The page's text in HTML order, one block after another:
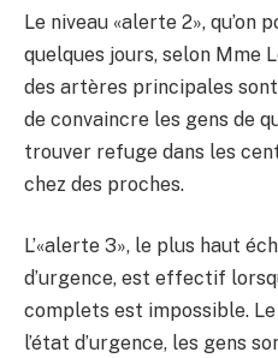
Le niveau «alerte 2», qu’on
quelques jours, selon Mme
des artères principales
de convaincre les gens de
trouver refuge dans les
chez des proches.
L’«alerte 3», le plus haut
d’urgence, est effectif
complets est impossible.
l’état d’urgence, les gens